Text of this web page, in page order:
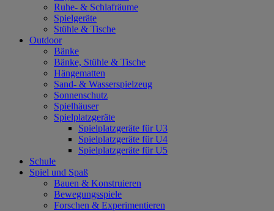
Ruhe- & Schlafräume
Spielgeräte
Stühle & Tische
Outdoor
Bänke
Bänke, Stühle & Tische
Hängematten
Sand- & Wasserspielzeug
Sonnenschutz
Spielhäuser
Spielplatzgeräte
Spielplatzgeräte für U3
Spielplatzgeräte für U4
Spielplatzgeräte für U5
Schule
Spiel und Spaß
Bauen & Konstruieren
Bewegungsspiele
Forschen & Experimentieren